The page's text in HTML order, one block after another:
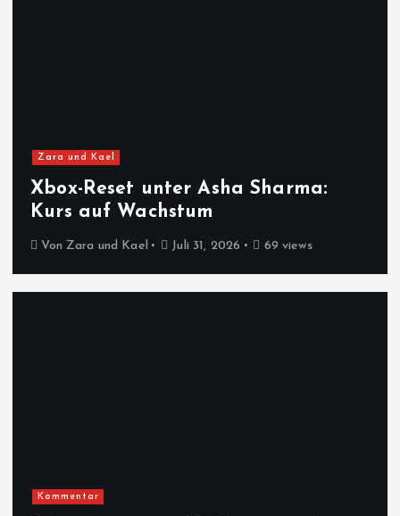
Zara und Kael
Xbox-Reset unter Asha Sharma:
Kurs auf Wachstum
Von Zara und Kael Juli 31, 2026 69 views
Kommentar